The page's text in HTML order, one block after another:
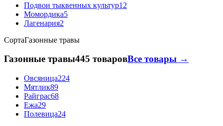
Подвои тыквенных культур12
Момордика5
Лагенария2
СортаГазонные травы
Газонные травы445 товаровВсе товары →
Овсяница224
Мятлик89
Райграс68
Ежа29
Полевица24